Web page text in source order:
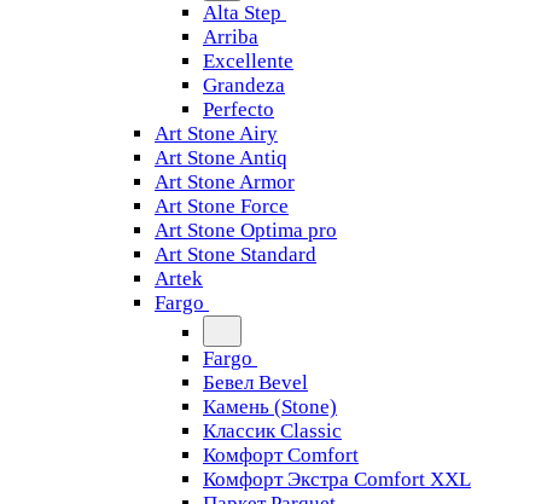
Alta Step
Arriba
Excellente
Grandeza
Perfecto
Art Stone Airy
Art Stone Antiq
Art Stone Armor
Art Stone Force
Art Stone Optima pro
Art Stone Standard
Artek
Fargo
Fargo
Бевел Bevel
Камень (Stone)
Классик Classic
Комфорт Comfort
Комфорт Экстра Comfort XXL